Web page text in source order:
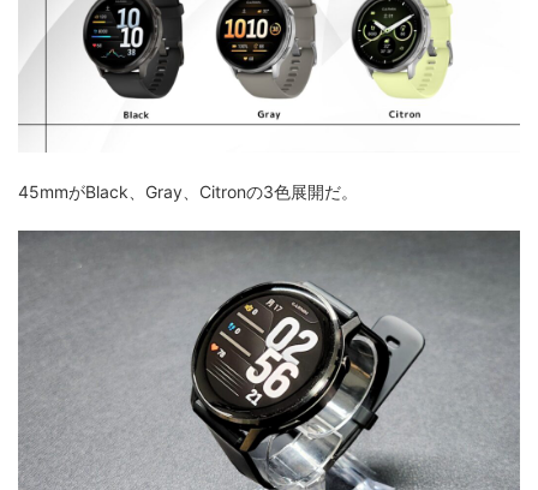
45mmがBlack、Gray、Citronの3色展開だ。